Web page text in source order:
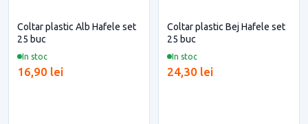
In stoc
Coltar plastic Alb Hafele set
25 buc
16,90 lei
In stoc
Coltar plastic Bej Hafele set
25 buc
24,30 lei